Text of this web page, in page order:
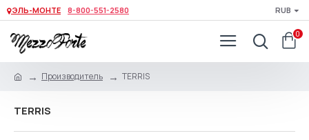
ЭЛЬ-МОНТЕ 8-800-551-2580 RUB
0
Производитель TERRIS
TERRIS